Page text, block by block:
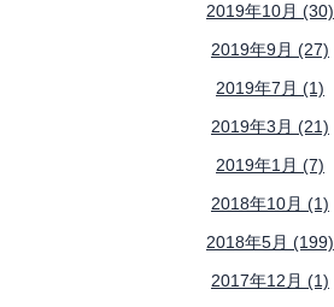
2019年10月 (30)
2019年9月 (27)
2019年7月 (1)
2019年3月 (21)
2019年1月 (7)
2018年10月 (1)
2018年5月 (199)
2017年12月 (1)